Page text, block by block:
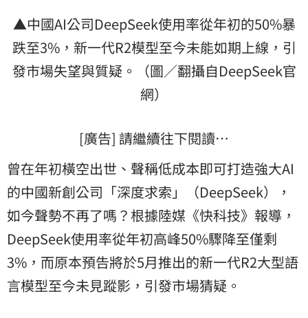
▲中國AI公司DeepSeek使用率從年初的50%暴
跌至3%，新一代R2模型至今未能如期上線，引
發市場失望與質疑。（圖／翻攝自DeepSeek官
網）
[廣告] 請繼續往下閱讀…
曾在年初橫空出世、聲稱低成本即可打造強大AI
的中國新創公司「深度求索」（DeepSeek），
如今聲勢不再了嗎？根據陸媒《快科技》報導，
DeepSeek使用率從年初高峰50%驟降至僅剩
3%，而原本預告將於5月推出的新一代R2大型語
言模型至今未見蹤影，引發市場猜疑。